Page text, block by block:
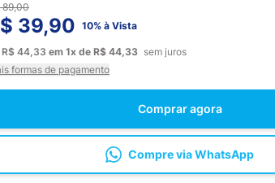
Comprar agora
39,90 10% à Vista
R$ 44,33 em 1x de R$ 44,33 sem juros
formas de pagamento
Compre via WhatsApp
89,00